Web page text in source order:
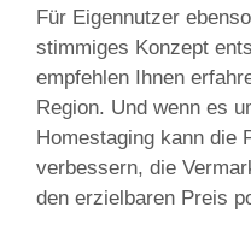
Für Eigennutzer
stimmiges Konzept
empfehlen Ihnen
Region. Und wenn es
Homestaging kann die
verbessern, die
den erzielbaren Preis